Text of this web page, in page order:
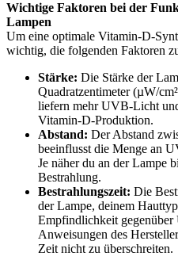
Wichtige Faktoren bei der
Lampen
Um eine optimale Vitamin-D-
wichtig, die folgenden Faktoren
Stärke: Die Stärke der
Quadratzentimeter (µW/
liefern mehr UVB-Licht
Vitamin-D-Produktion.
Abstand: Der Abstand
beeinflusst die Menge an
Je näher du an der Lampe
Bestrahlung.
Bestrahlungszeit: Die
der Lampe, deinem
Empfindlichkeit
Anweisungen des
Zeit nicht zu überschreiten.